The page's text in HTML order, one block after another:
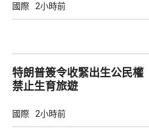
國際 2小時前
特朗普簽令收緊出生公民權
禁止生育旅遊
國際 2小時前